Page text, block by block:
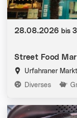
Street Food
Urfahraner
Kategorien:
Diverses
Datum:
28.08.2026 bis